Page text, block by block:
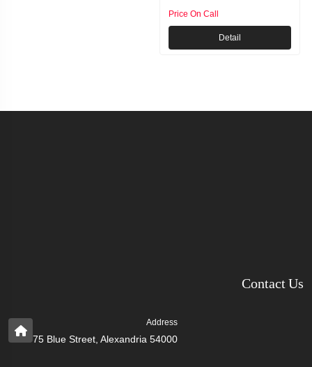
Price On Call
Detail
Contact Us
Address
75 Blue Street, Alexandria 54000